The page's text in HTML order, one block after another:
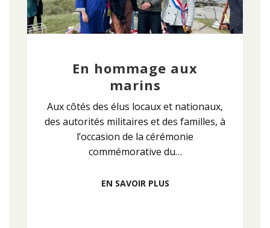
En hommage aux
marins
Aux côtés des élus locaux et nationaux,
des autorités militaires et des familles, à
l’occasion de la cérémonie
commémorative du…
EN SAVOIR PLUS